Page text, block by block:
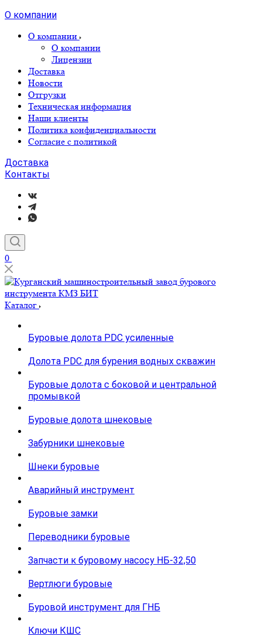
О компании
О компании
О компании
Лицензии
Доставка
Новости
Отгрузки
Техническая информация
Наши клиенты
Политика конфиденциальности
Согласие с политикой
Доставка
Контакты
0
Каталог
Буровые долота PDC усиленные
Долота PDC для бурения водных скважин
Буровые долота с бoковой и центральной
промывкой
Буровые долота шнековые
Забурники шнековые
Шнеки буровые
Аварийный инструмент
Буровые замки
Переводники буровые
Запчасти к буровому насосу НБ-32,50
Вертлюги буровые
Буровой инструмент для ГНБ
Ключи КШС